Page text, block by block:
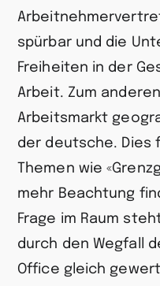
spürbar und die
Freiheiten in der
Arbeit. Zum
Arbeitsmarkt
der deutsche. Dies
Themen wie
mehr Beachtung
Frage im Raum
durch den Wegfall
Office gleich